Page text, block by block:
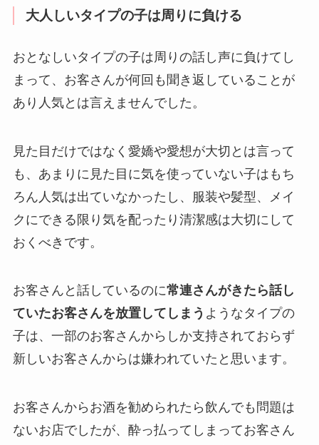
大人しいタイプの子は周りに負ける
おとなしいタイプの子は周りの話し声に負けてし
まって、お客さんが何回も聞き返していることが
あり人気とは言えませんでした。
見た目だけではなく愛嬌や愛想が大切とは言って
も、あまりに見た目に気を使っていない子はもち
ろん人気は出ていなかったし、服装や髪型、メイ
クにできる限り気を配ったり清潔感は大切にして
おくべきです。
お客さんと話しているのに常連さんがきたら話し
ていたお客さんを放置してしまう ようなタイプの
子は、一部のお客さんからしか支持されておらず
新しいお客さんからは嫌われていたと思います。
お客さんからお酒を勧められたら飲んでも問題は
ないお店でしたが、酔っ払ってしまってお客さん